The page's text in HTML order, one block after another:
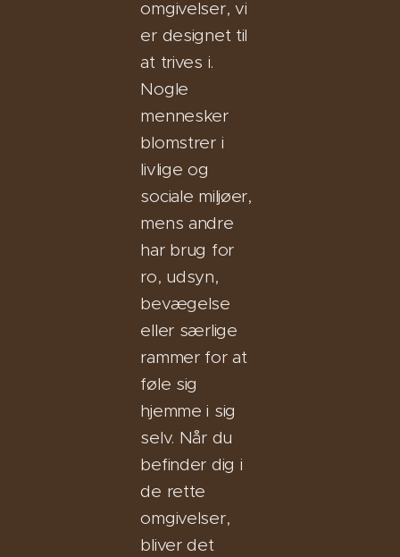
omgivelser, vi
er designet til
at trives i.
Nogle
mennesker
blomstrer i
livlige og
sociale miljøer,
mens andre
har brug for
ro, udsyn,
bevægelse
eller særlige
rammer for at
føle sig
hjemme i sig
selv. Når du
befinder dig i
de rette
omgivelser,
bliver det